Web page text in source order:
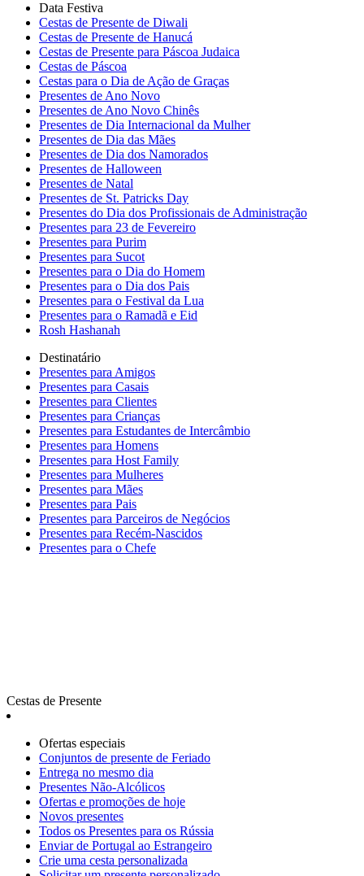
Data Festiva
Cestas de Presente de Diwali
Cestas de Presente de Hanucá
Cestas de Presente para Páscoa Judaica
Cestas de Páscoa
Cestas para o Dia de Ação de Graças
Presentes de Ano Novo
Presentes de Ano Novo Chinês
Presentes de Dia Internacional da Mulher
Presentes de Dia das Mães
Presentes de Dia dos Namorados
Presentes de Halloween
Presentes de Natal
Presentes de St. Patricks Day
Presentes do Dia dos Profissionais de Administração
Presentes para 23 de Fevereiro
Presentes para Purim
Presentes para Sucot
Presentes para o Dia do Homem
Presentes para o Dia dos Pais
Presentes para o Festival da Lua
Presentes para o Ramadã e Eid
Rosh Hashanah
Destinatário
Presentes para Amigos
Presentes para Casais
Presentes para Clientes
Presentes para Crianças
Presentes para Estudantes de Intercâmbio
Presentes para Homens
Presentes para Host Family
Presentes para Mulheres
Presentes para Mães
Presentes para Pais
Presentes para Parceiros de Negócios
Presentes para Recém-Nascidos
Presentes para o Chefe
Cestas de Presente
Ofertas especiais
Сonjuntos de presente de Feriado
Entrega no mesmo dia
Presentes Não-Alcólicos
Ofertas e promoções de hoje
Novos presentes
Todos os Presentes para os Rússia
Enviar de Portugal ao Estrangeiro
Crie uma cesta personalizada